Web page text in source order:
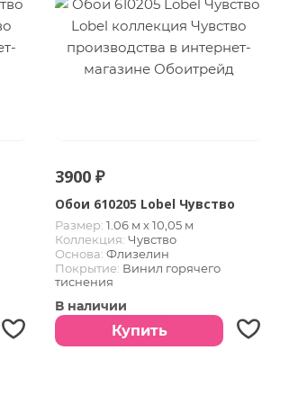
3900 ₽
Обои 610205 Lobel Чувство
Размер: 1.06 м х 10,05 м
Коллекция: Чувство
Основа: Флизелин
Покрытие: Винил горячего
тиснения
В наличии
Купить